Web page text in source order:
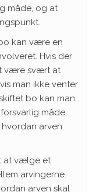
måde, og at
kan være en
Hvis der
være svært at
man ikke venter
bo kan man
måde,
arven
at vælge et
arvingerne.
arven skal